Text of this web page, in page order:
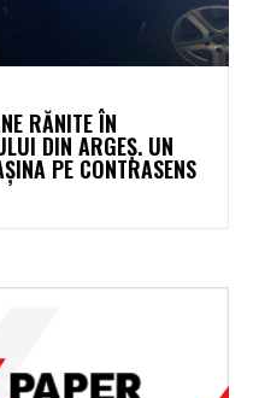
RĂNITE ÎN
DIN ARGEȘ. UN
PE CONTRASENS